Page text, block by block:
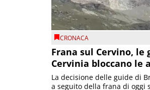
CRONACA
Frana sul Cervino, le
Cervinia bloccano le
La decisione delle guide di
a seguito della frana di oggi